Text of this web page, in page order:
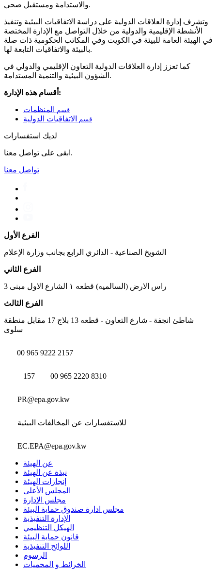
والاستدامة ومستقبل صحي.
وتشرف إدارة العلاقات الدولية على دراسة الاتفاقيات البيئية وتنفيذ
الأنشطة الإقليمية والدولية من خلال التواصل مع الإدارة المختصة
في الهيئة العامة للبيئة في الكويت وفي المكاتب الحكومية ذات صلة
بالبيئة والاتفاقيات التابعة لها.
كما تعزز إدارة العلاقات الدولية التعاون الإقليمي والدولي في
الشؤون البيئية والتنمية المستدامة.
أقسام هذه الإدارة:
قسم المنظمات
قسم الاتفاقيات الدولية
لديك استفسارات
ابقى على تواصل معنا.
تواصل معنا
الفرع الأول
الشويخ الصناعية - الدائري الرابع بجانب وزارة الإعلام
الفرع الثاني
راس الارض (السالميه) قطعه ١ الشارع الاول مبنى 3
الفرع الثالث
شاطئ انجفة - شارع التعاون - قطعه 13 بلاج 17 مقابل منطقة
سلوى
00 965 9222 2157
157 00 965 2220 8310
PR@epa.gov.kw
للاستفسارات عن المخالفات البيئية
EC.EPA@epa.gov.kw
عن الهيئة
نبذة عن الهيئة
إنجازات الهيئة
المجلس الأعلى
مجلس الإدارة
مجلس ادارة صندوق حماية البيئة
الإدارة التنفيذية
الهيكل التنظيمي
قانون حماية البيئة
اللوائح التنفيذية
الرسوم
الخرائط و المحميات